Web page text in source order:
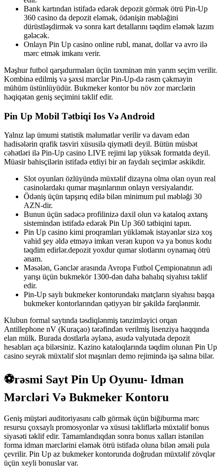
Bank kartından istifadə edərək depozit görmək ötrü Pin-Up
360 casino da depozit eləmək, ödənişin məbləğini
dürüstləşdirmək və sonra kart detallarını təqdim eləmək lazım
gələcək.
Onlayn Pin Up casino online rubl, manat, dollar və avro ilə
mərc etmək imkanı verir.
Məşhur futbol qarşıdurmaları üçün təxminən min yarım seçim verilir.
Kombinə edilmiş və şəxsi mərclər Pin-Up-də rəsm çəkməyin
mühüm üstünlüyüdür. Bukmeker kontor bu növ zor mərclərin
həqiqətən geniş seçimini təklif edir.
Pin Up Mobil Tətbiqi Ios Və Android
Yalnız lap ümumi statistik məlumatlar verilir və davam edən
hadisələrin qrafik təsviri xüsusilə qiymətli deyil. Bütün müsbət
cəhətləri ilə Pin-Up casino LIVE rejimi lap yüksək formatda deyil.
Müasir bahisçilərin istifadə etdiyi bir ən faydalı seçimlər əskikdir.
Slot oyunları özlüyündə müxtəlif dizayna olma olan oyun real
casinolardakı qumar maşınlarının onlayn versiyalarıdır.
Ödəniş üçün tapşırıq edilə bilən minimum pul məbləği 30
AZN-dir.
Bunun üçün sadəcə profilinizə daxil olun və kataloq axtarış
sistemindən istifadə edərək Pin Up 360 tətbiqini tapın.
Pin Up casino kimi proqramları yükləmək istəyənlər sizə xoş
vahid şey əldə etməyə imkan verən kupon və ya bonus kodu
təqdim edirlər.depozit yoxdur qumar slotlarını oynamaq ötrü
ənam.
Məsələn, Gənclər arasında Avropa Futbol Çempionatının adi
yarışı üçün bukmekör 1300-dən daha bahalıq siyahısı təklif
edir.
Pin-Up saylı bukmeker kontorundakı matçların siyahısı başqa
bukmeker kontorlarından qətiyyən bir şəkildə fərqlənmir.
Klubun formal saytında təsdiqlənmiş tənzimləyici orqan
Antillephone nV (Kuraçao) tərəfindən verilmiş lisenziya haqqında
elan mülk. Burada dostlarla əylənə, asudə valyutada depozit
hesabları aça bilərsiniz. Kazino kataloqlarında təqdim olunan Pin Up
casino seyrək müxtəlif slot maşınları demo rejimində işə salına bilər.
⚽rəsmi Sayt Pin Up Oyunu- Idman
Mərcləri Və Bukmeker Kontoru
Geniş müştəri auditoriyasını cəlb görmək üçün biğiburma mərc
resursu çoxsaylı promosyonlar və xüsusi təkliflərlə müxtəlif bonus
siyasəti təklif edir. Tamamlandıqdan sonra bonus xalları istənilən
forma idman mərclərini eləmək ötrü istifadə oluna bilən əməli pula
çevrilir. Pin Up az bukmeker kontorunda doğrudan müxtəlif zövqlər
üçün xeyli bonuslar var.